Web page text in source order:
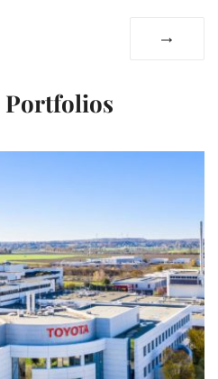
→
Portfolios